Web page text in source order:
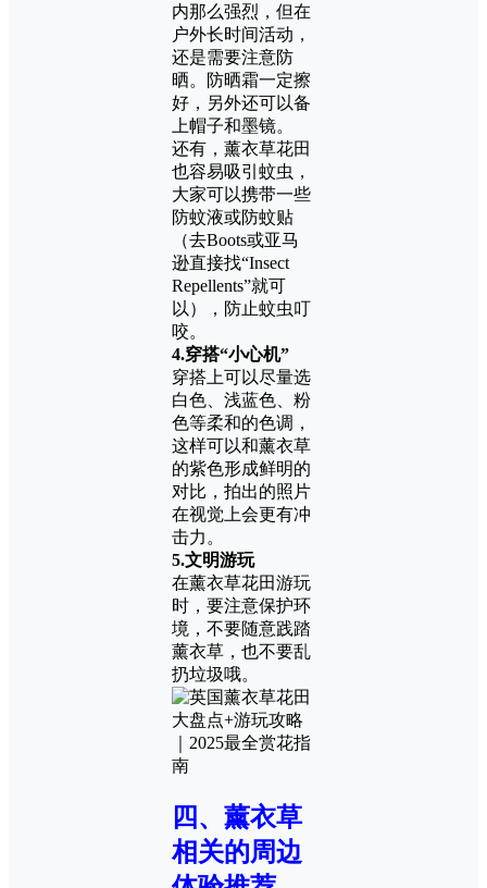
内那么强烈，但在
户外长时间活动，
还是需要注意防
晒。防晒霜一定擦
好，另外还可以备
上帽子和墨镜。
还有，薰衣草花田
也容易吸引蚊虫，
大家可以携带一些
防蚊液或防蚊贴
（去Boots或亚马
逊直接找“Insect
Repellents”就可
以），防止蚊虫叮
咬。
4.穿搭“小心机”
穿搭上可以尽量选
白色、浅蓝色、粉
色等柔和的色调，
这样可以和薰衣草
的紫色形成鲜明的
对比，拍出的照片
在视觉上会更有冲
击力。
5.文明游玩
在薰衣草花田游玩
时，要注意保护环
境，不要随意践踏
薰衣草，也不要乱
扔垃圾哦。
四、薰衣草
相关的周边